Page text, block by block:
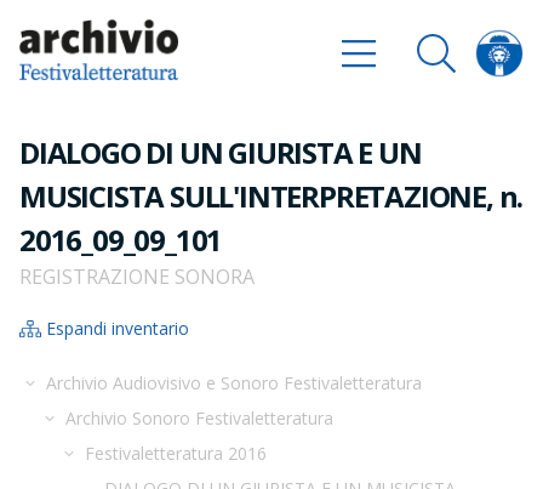
DIALOGO DI UN GIURISTA E UN
MUSICISTA SULL'INTERPRETAZIONE, n.
2016_09_09_101
REGISTRAZIONE SONORA
Espandi inventario
Archivio Audiovisivo e Sonoro Festivaletteratura
Archivio Sonoro Festivaletteratura
Festivaletteratura 2016